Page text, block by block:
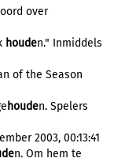
over
houden." Inmiddels
of the Season
houden. Spelers
2003, 00:13:41
n. Om hem te